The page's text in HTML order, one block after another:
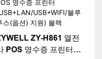
ZY-H861 열전
POS 영수증 프린터